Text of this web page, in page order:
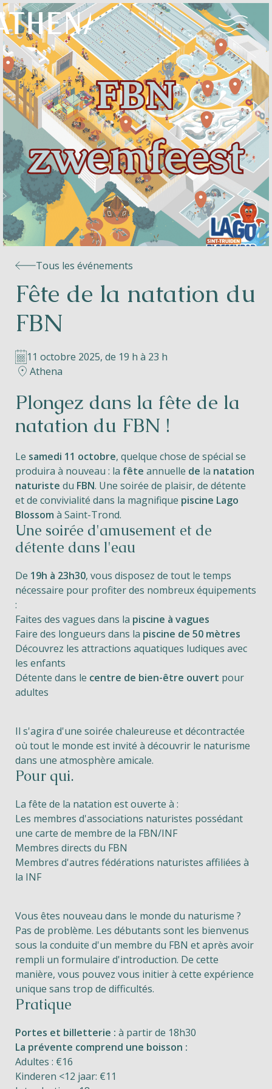
Naturisme
Communauté
Calendrier
Parcs
Le Perron
Helios
Contact
Apple App Store
Android Play Store
Tous les événements
Fête de la natation du
FBN
11 octobre 2025, de 19 h à 23 h
Athena
Plongez dans la fête de la
natation du FBN !
Le samedi 11 octobre, quelque chose de spécial se
produira à nouveau : la fête annuelle de la natation
naturiste du FBN. Une soirée de plaisir, de détente
et de convivialité dans la magnifique piscine Lago
Blossom à Saint-Trond.
Une soirée d'amusement et de
détente dans l'eau
De 19h à 23h30, vous disposez de tout le temps
nécessaire pour profiter des nombreux équipements
:
Faites des vagues dans la piscine à vagues
Faire des longueurs dans la piscine de 50 mètres
Découvrez les attractions aquatiques ludiques avec
les enfants
Détente dans le centre de bien-être ouvert pour
adultes
Il s'agira d'une soirée chaleureuse et décontractée
où tout le monde est invité à découvrir le naturisme
dans une atmosphère amicale.
Pour qui.
La fête de la natation est ouverte à :
Les membres d'associations naturistes possédant
une carte de membre de la FBN/INF
Membres directs du FBN
Membres d'autres fédérations naturistes affiliées à
la INF
Vous êtes nouveau dans le monde du naturisme ?
Pas de problème. Les débutants sont les bienvenus
sous la conduite d'un membre du FBN et après avoir
rempli un formulaire d'introduction. De cette
manière, vous pouvez vous initier à cette expérience
unique sans trop de difficultés.
Pratique
Portes et billetterie : à partir de 18h30
La prévente comprend une boisson :
Adultes : €16
Kinderen <12 jaar: €11